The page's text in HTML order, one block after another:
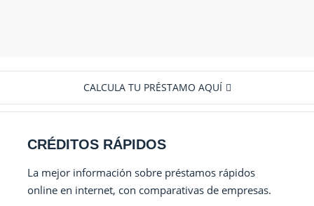
CALCULA TU PRÉSTAMO AQUÍ
CRÉDITOS RÁPIDOS
La mejor información sobre préstamos rápidos
online en internet, con comparativas de empresas.